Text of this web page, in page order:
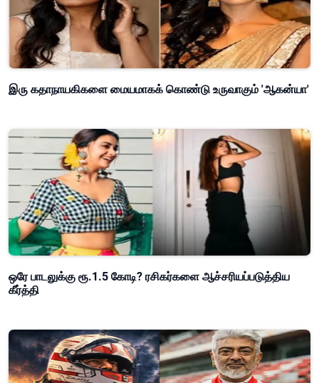
இரு கதாநாயகிகளை மையமாகக் கொண்டு உருவாகும் 'ஆகன்யா'
ஒரே பாடலுக்கு ரூ.1.5 கோடி? ரசிகர்களை ஆச்சரியப்படுத்திய
கீர்த்தி